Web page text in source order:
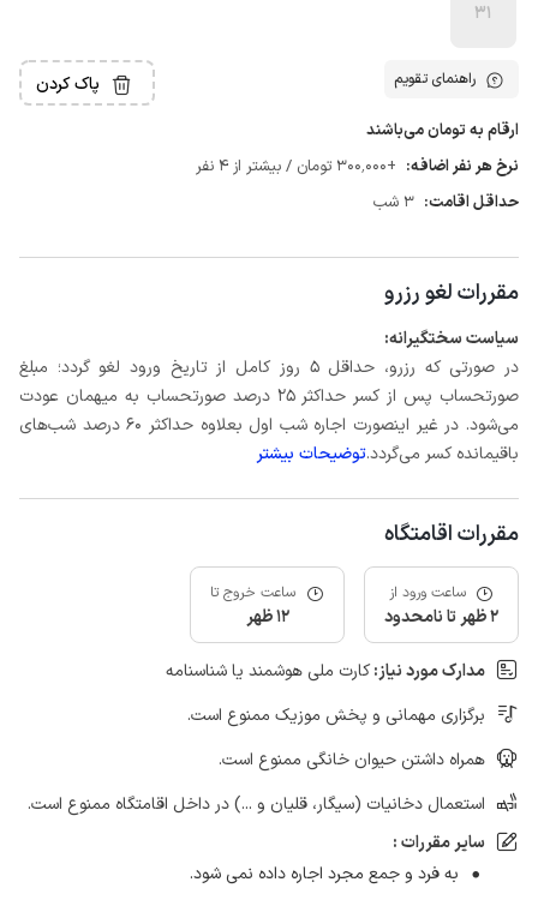
31
راهنمای تقویم پاک کردن
ارقام به تومان می‌باشند
نرخ هر نفر اضافه: +300٬000 تومان / بیشتر از 4 نفر
حداقل اقامت: 3 شب
مقررات لغو رزرو
سیاست سختگیرانه:
در صورتی که رزرو، حداقل 5 روز کامل از تاریخ ورود لغو گردد؛ مبلغ
صورتحساب پس از کسر حداکثر 25 درصد صورتحساب به میهمان عودت
می‌شود. در غیر اینصورت اجاره شب اول بعلاوه حداکثر 60 درصد شب‌های
باقیمانده کسر می‌گردد.توضیحات بیشتر
مقررات اقامتگاه
ساعت ورود از
2 ظهر تا نامحدود
ساعت خروج تا
12 ظهر
مدارک مورد نیاز:کارت ملی هوشمند یا شناسنامه
برگزاری مهمانی و پخش موزیک ممنوع است.
همراه داشتن حیوان خانگی ممنوع است.
استعمال دخانیات (سیگار، قلیان و ...) در داخل اقامتگاه ممنوع است.
سایر مقررات :
به فرد و جمع مجرد اجاره داده نمی شود.